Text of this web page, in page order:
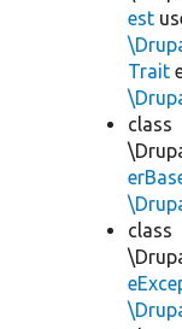
est
Trait
class
class